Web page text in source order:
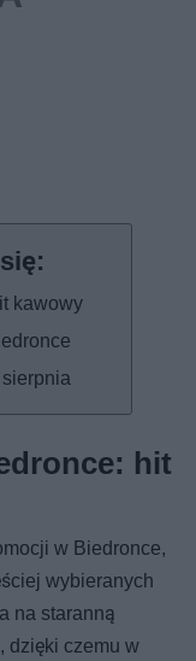
kawowy
hit
w Biedronce,
wybieranych
na staranną
dzięki czemu w